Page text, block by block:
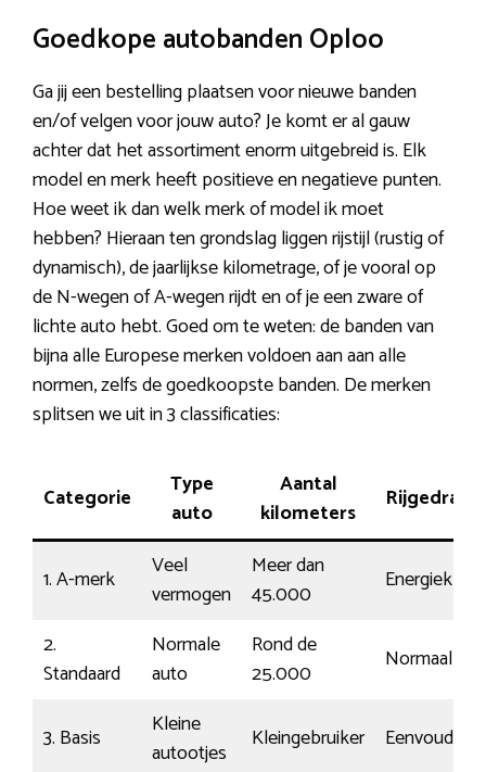
Goedkope autobanden Oploo
Ga jij een bestelling plaatsen voor nieuwe banden
en/of velgen voor jouw auto? Je komt er al gauw
achter dat het assortiment enorm uitgebreid is. Elk
model en merk heeft positieve en negatieve punten.
Hoe weet ik dan welk merk of model ik moet
hebben? Hieraan ten grondslag liggen rijstijl (rustig of
dynamisch), de jaarlijkse kilometrage, of je vooral op
de N-wegen of A-wegen rijdt en of je een zware of
lichte auto hebt. Goed om te weten: de banden van
bijna alle Europese merken voldoen aan aan alle
normen, zelfs de goedkoopste banden. De merken
splitsen we uit in 3 classificaties:
Categorie
Type
auto
Aantal
kilometers
Rijgedrag
1. A-merk
Veel
vermogen
Meer dan
45.000
Energiek
2.
Standaard
Normale
auto
Rond de
25.000
Normaal
3. Basis
Kleine
autootjes
Kleingebruiker Eenvoudig